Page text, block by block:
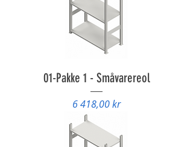
01-Pakke 1 - Småvarereol
Pris
6 418,00 kr